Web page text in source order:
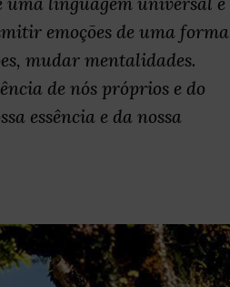
emoções de uma forma
mudar mentalidades.
de nós próprios e do
essência e da nossa